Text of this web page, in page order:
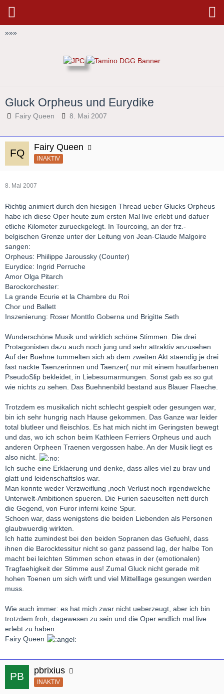
»»»
Gluck Orpheus und Eurydike
Fairy Queen 8. Mai 2007
Fairy Queen
INAKTIV
8. Mai 2007
Richtig animiert durch den hiesigen Thread ueber Glucks Orpheus
habe ich diese Oper heute zum ersten Mal live erlebt und dafuer
etliche Kilometer zurueckgelegt. In Tourcoing, an der frz.-
belgischen Grenze unter der Leitung von Jean-Claude Malgoire
sangen:
Orpheus: Phiilippe Jaroussky (Counter)
Eurydice: Ingrid Perruche
Amor Olga Pitarch
Barockorchester:
La grande Ecurie et la Chambre du Roi
Chor und Ballett
Inszenierung: Roser Monttlo Goberna und Brigitte Seth
Wunderschöne Musik und wirklich schöne Stimmen. Die drei
Protagonisten dazu auch noch jung und sehr attraktiv anzusehen.
Auf der Buehne tummelten sich ab dem zweiten Akt staendig je drei
fast nackte Taenzerinnen und Taenzer( nur mit einem hautfarbenen
PseudoSlip bekleidet, in Liebesumarmungen. Sonst gab es so gut
wie nichts zu sehen. Das Buehnenbild bestand aus Blauer Flaeche.
Trotzdem es musikalich nicht schlecht gespielt oder gesungen war,
bin ich sehr hungrig nach Hause gekommen. Das Ganze war leider
total blutleer und fleischlos. Es hat mich nicht im Geringsten bewegt
und das, wo ich schon beim Kathleen Ferriers Orpheus und auch
anderen Orpheen Traenen vergossen habe. An der Musik liegt es
also nicht.
Ich suche eine Erklaerung und denke, dass alles viel zu brav und
glatt und leidenschaftslos war.
Man konnte weder Verzweiflung ,noch Verlust noch irgendwelche
Unterwelt-Ambitionen spueren. Die Furien saeuselten nett durch
die Gegend, von Furor inferni keine Spur.
Schoen war, dass wenigstens die beiden Liebenden als Personen
glaubwuerdig wirkten.
Ich hatte zumindest bei den beiden Sopranen das Gefuehl, dass
ihnen die Barocktessitur nicht so ganz passend lag, der halbe Ton
macht bei leichten Stimmen schon etwas in der (emotionalen)
Tragfaehigkeit der Stimme aus! Zumal Gluck nicht gerade mit
hohen Toenen um sich wirft und viel Mittelllage gesungen werden
muss.
Wie auch immer: es hat mich zwar nicht ueberzeugt, aber ich bin
trotzdem froh, dagewesen zu sein und die Oper endlich mal live
erlebt zu haben.
Fairy Queen
pbrixius
INAKTIV